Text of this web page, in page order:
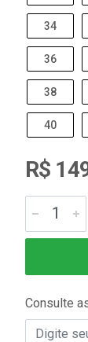
34
36
38
40
R$
Consulte